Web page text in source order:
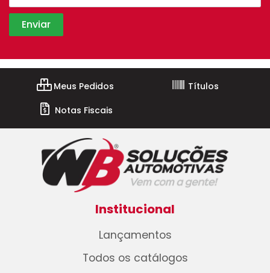
Meus Pedidos
Títulos
Notas Fiscais
Institucional
Lançamentos
Todos os catálogos